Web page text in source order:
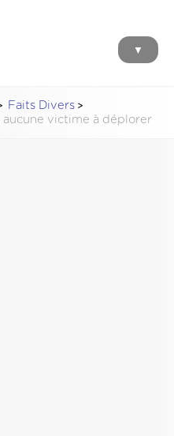
▼
Faits Divers
victime à déplorer